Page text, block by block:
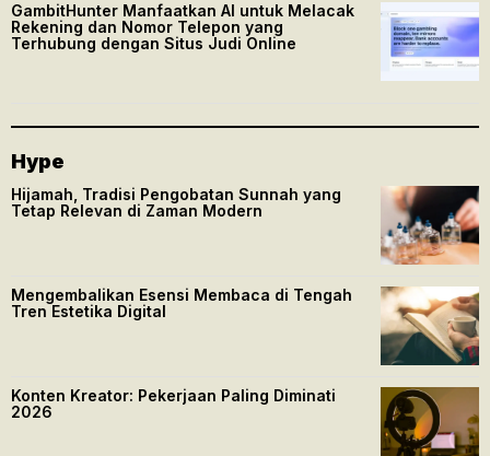
GambitHunter Manfaatkan AI untuk Melacak
Rekening dan Nomor Telepon yang
Terhubung dengan Situs Judi Online
Hype
Hijamah, Tradisi Pengobatan Sunnah yang
Tetap Relevan di Zaman Modern
Mengembalikan Esensi Membaca di Tengah
Tren Estetika Digital
Konten Kreator: Pekerjaan Paling Diminati
2026